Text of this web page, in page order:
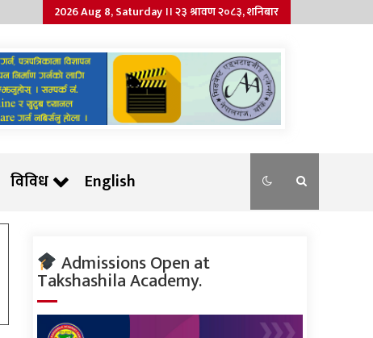
2026 Aug 8, Saturday ।। २३ श्रावण २०८३, शनिबार
विविध English
Admissions Open at
Takshashila Academy.